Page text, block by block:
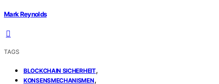
Mark Reynolds
TAGS
BLOCKCHAIN SICHERHEIT,
KONSENSMECHANISMEN,